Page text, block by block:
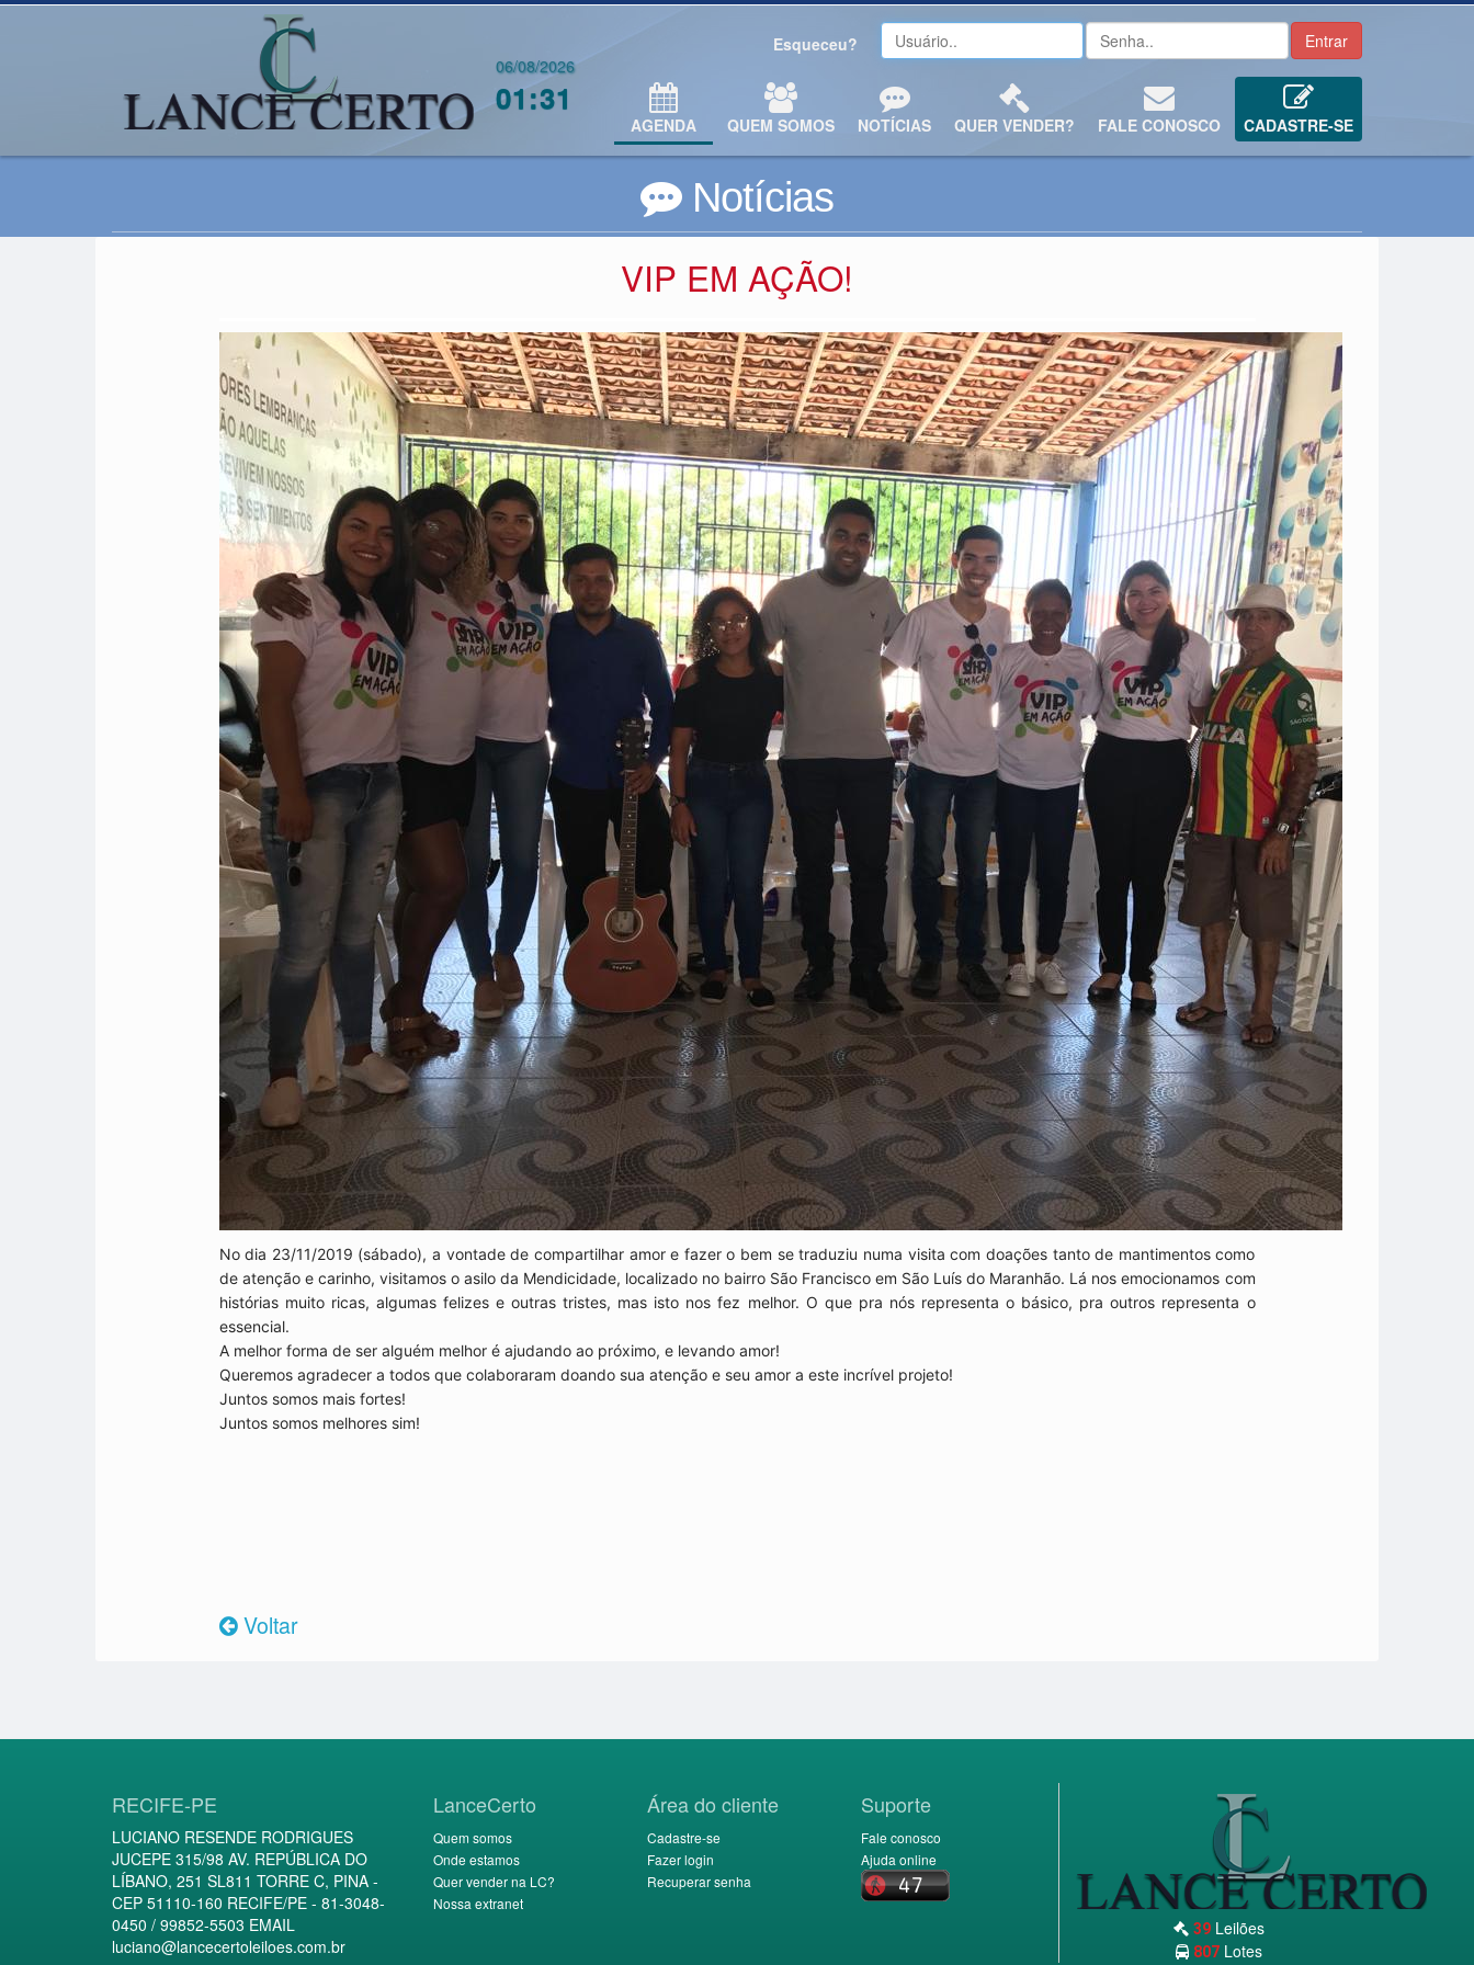
06/08/2026
01:31
Esqueceu?
AGENDA QUEM SOMOS NOTÍCIAS QUER VENDER? FALE CONOSCO CADASTRE-SE
Notícias
VIP EM AÇÃO!
No dia 23/11/2019 (sábado), a vontade de compartilhar amor e fazer o bem se traduziu numa visita com doações tanto de mantimentos como
de atenção e carinho, visitamos o asilo da Mendicidade, localizado no bairro São Francisco em São Luís do Maranhão. Lá nos emocionamos com
histórias muito ricas, algumas felizes e outras tristes, mas isto nos fez melhor. O que pra nós representa o básico, pra outros representa o
essencial.
A melhor forma de ser alguém melhor é ajudando ao próximo, e levando amor!
Queremos agradecer a todos que colaboraram doando sua atenção e seu amor a este incrível projeto!
Juntos somos mais fortes!
Juntos somos melhores sim!
Voltar
RECIFE-PE
LUCIANO RESENDE RODRIGUES
JUCEPE 315/98 AV. REPÚBLICA DO
LÍBANO, 251 SL811 TORRE C, PINA -
CEP 51110-160 RECIFE/PE - 81-3048-
0450 / 99852-5503 EMAIL
luciano@lancecertoleiloes.com.br
LanceCerto
Quem somos
Onde estamos
Quer vender na LC?
Nossa extranet
Área do cliente
Cadastre-se
Fazer login
Recuperar senha
Suporte
Fale conosco
Ajuda online
39Leilões
807Lotes